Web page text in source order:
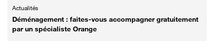
Actualités
Déménagement : faites-vous accompagner gratuitement
par un spécialiste Orange